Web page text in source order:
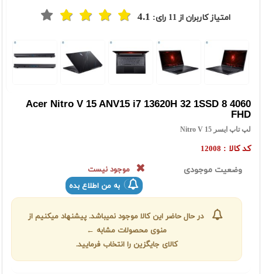
امتیاز کاربران از11 رای: 4.1
Acer Nitro V 15 ANV15 i7 13620H 32 1SSD 8 4060
FHD
لپ تاپ ایسر Nitro V 15
کد کالا : 12008
وضعیت موجودی
موجود نیست
به من اطلاع بده
در حال حاضر این کالا موجود نمیباشد. پیشنهاد میکنیم از
منوی محصولات مشابه ←
کالای جایگزین را انتخاب فرمایید.